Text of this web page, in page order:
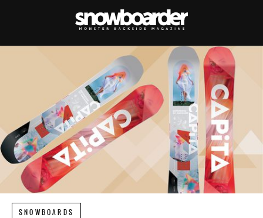
SNOWBOARDS